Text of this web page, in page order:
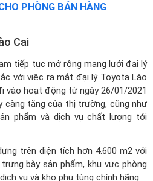
PHÒNG BÁN HÀNG
Cai
tiếp tục mở rộng mạng lưới đại lý
với việc ra mắt đại lý Toyota Lào
vào hoạt động từ ngày 26/01/2021
càng tăng của thị trường, cũng như
phẩm và dịch vụ chất lượng tới
trên diện tích hơn 4.600 m2 với
bày sản phẩm, khu vực phòng
vụ và kho phụ tùng chính hãng.